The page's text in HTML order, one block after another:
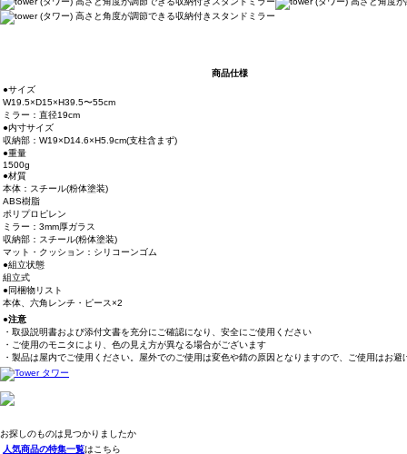
商品仕様
●サイズ
W19.5×D15×H39.5〜55cm
ミラー：直径19cm
●内寸サイズ
収納部：W19×D14.6×H5.9cm(支柱含まず)
●重量
1500g
●材質
本体：スチール(粉体塗装)
ABS樹脂
ポリプロピレン
ミラー：3mm厚ガラス
収納部：スチール(粉体塗装)
マット・クッション：シリコーンゴム
●組立状態
組立式
●同梱物リスト
本体、六角レンチ・ピース×2
●注意
・取扱説明書および添付文書を充分にご確認になり、安全にご使用ください
・ご使用のモニタにより、色の見え方が異なる場合がございます
・製品は屋内でご使用ください。屋外でのご使用は変色や錆の原因となりますので、ご使用はお避
お探しのものは見つかりましたか
人気商品の特集一覧はこちら